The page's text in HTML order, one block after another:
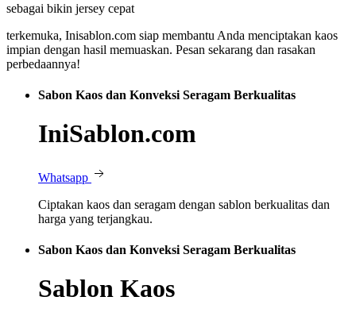
sebagai bikin jersey cepat
terkemuka, Inisablon.com siap membantu Anda menciptakan kaos
impian dengan hasil memuaskan. Pesan sekarang dan rasakan
perbedaannya!
Sabon Kaos dan Konveksi Seragam Berkualitas
IniSablon.com
Whatsapp
Ciptakan kaos dan seragam dengan sablon berkualitas dan
harga yang terjangkau.
Sabon Kaos dan Konveksi Seragam Berkualitas
Sablon Kaos